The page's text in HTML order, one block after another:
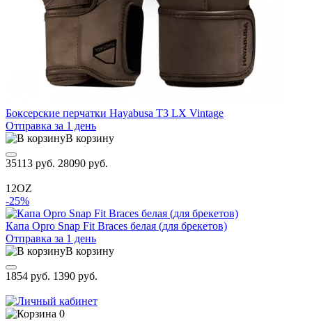
Боксерские перчатки Hayabusa T3 LX Vintage
Отправка за 1 день
В корзину
35113 руб. 28090 руб.
12OZ
-25%
Капа Opro Snap Fit Braces белая (для брекетов)
Отправка за 1 день
В корзину
1854 руб. 1390 руб.
0